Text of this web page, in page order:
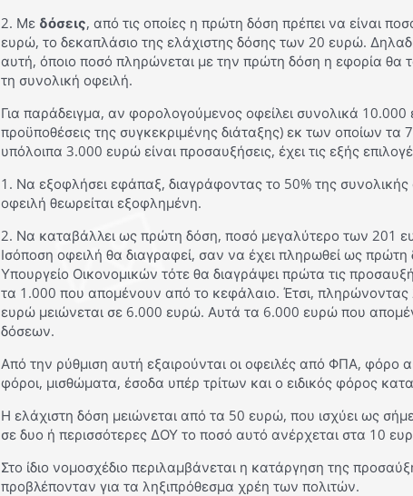
2. Με δόσεις, από τις οποίες η πρώτη δόση πρέπει να είναι
ευρώ, το δεκαπλάσιο της ελάχιστης δόσης των 20 ευρώ.
αυτή, όποιο ποσό πληρώνεται με την πρώτη δόση η εφορία θα
τη συνολική οφειλή.
Για παράδειγμα, αν φορολογούμενος οφείλει συνολικά
προϋποθέσεις της συγκεκριμένης διάταξης) εκ των οποίων
υπόλοιπα 3.000 ευρώ είναι προσαυξήσεις, έχει τις εξής
1. Να εξοφλήσει εφάπαξ, διαγράφοντας το 50% της
οφειλή θεωρείται εξοφλημένη.
2. Να καταβάλλει ως πρώτη δόση, ποσό μεγαλύτερο των 201
Ισόποση οφειλή θα διαγραφεί, σαν να έχει πληρωθεί ως
Υπουργείο Οικονομικών τότε θα διαγράψει πρώτα τις
τα 1.000 που απομένουν από το κεφάλαιο. Έτσι,
ευρώ μειώνεται σε 6.000 ευρώ. Αυτά τα 6.000 ευρώ που
δόσεων.
Από την ρύθμιση αυτή εξαιρούνται οι οφειλές από ΦΠΑ, φόρο
φόροι, μισθώματα, έσοδα υπέρ τρίτων και ο ειδικός φόρος
Η ελάχιστη δόση μειώνεται από τα 50 ευρώ, που ισχύει ως
σε δυο ή περισσότερες ΔΟΥ το ποσό αυτό ανέρχεται στα 10
Στο ίδιο νομοσχέδιο περιλαμβάνεται η κατάργηση της
προβλέπονταν για τα ληξιπρόθεσμα χρέη των πολιτών.